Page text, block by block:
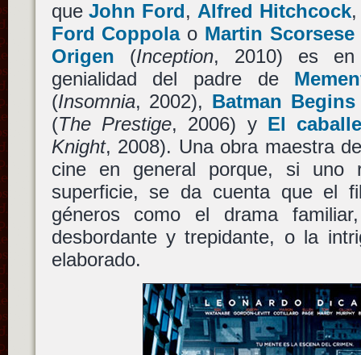
queJohn Ford, Alfred Hitchcock
Ford Coppolao Martin Scorsese
Origen (Inception, 2010) es en
genialidad del padre de
(Insomnia, 2002), Batman Begins
(The Prestige, 2006) y El
Knight, 2008). Una obra maestra
cine en general porque, si uno
superficie, se da cuenta que el
géneros como el drama
desbordante y trepidante, o la
elaborado.